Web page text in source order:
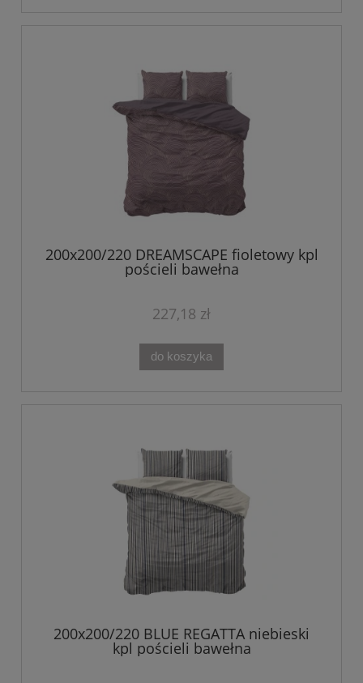
200x200/220 DREAMSCAPE fioletowy kpl
pościeli bawełna
227,18 zł
do koszyka
200x200/220 BLUE REGATTA niebieski
kpl pościeli bawełna